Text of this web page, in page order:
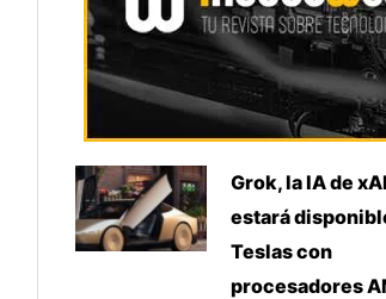
Grok, la IA de
estará
Teslas con
procesadores